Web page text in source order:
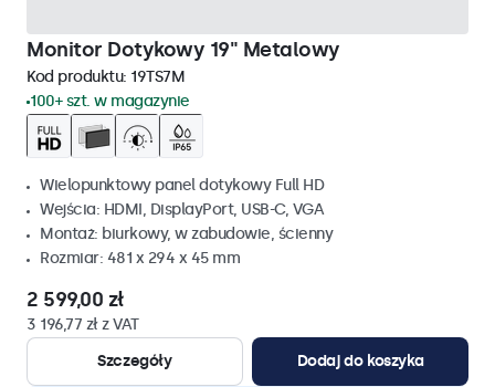
Monitor Dotykowy 19" Metalowy
Kod produktu: 19TS7M
100+ szt. w magazynie
Wielopunktowy panel dotykowy Full HD
Wejścia: HDMI, DisplayPort, USB-C, VGA
Montaż: biurkowy, w zabudowie, ścienny
Rozmiar: 481 x 294 x 45 mm
2 599,00 zł
3 196,77 zł z VAT
Szczegóły
Dodaj do koszyka